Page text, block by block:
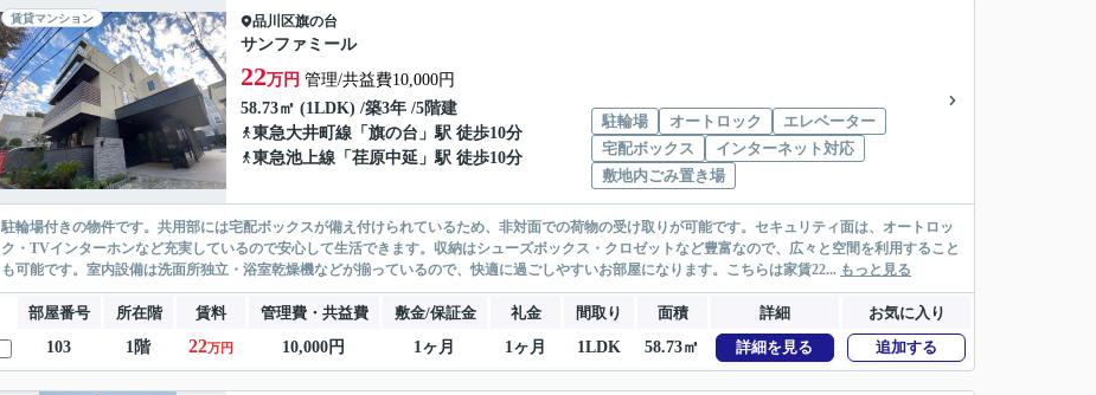
賃貸マンション 品川区旗の台
サンファミール
22万円 管理/共益費10,000円
58.73㎡ (1LDK) /築3年 /5階建
東急大井町線 「 旗の台 」駅 徒歩10分
東急池上線 「 荏原中延 」駅 徒歩10分
駐輪場 オートロック
エレベーター
宅配ボックス
インターネット対応
敷地内ごみ置き場
駐輪場付きの物件です。共用部には宅配ボックスが備え付けられているため、非対面での荷物の受け取りが可能です。セキュリティ面は、オートロッ
ク・TVインターホンなど充実しているので安心して生活できます。収納はシューズボックス・クロゼットなど豊富なので、広々と空間を利用すること
も可能です。室内設備は洗面所独立・浴室乾燥機などが揃っているので、快適に過ごしやすいお部屋になります。こちらは家賃22... もっと見る
部屋番号 所在階 賃料 管理費・共益費 敷金/保証金 礼金 間取り 面積 詳細
お気に入り
103
1階 22万円 10,000円 1ヶ月 1ヶ月 1LDK 58.73㎡ 詳細を見る 追加する